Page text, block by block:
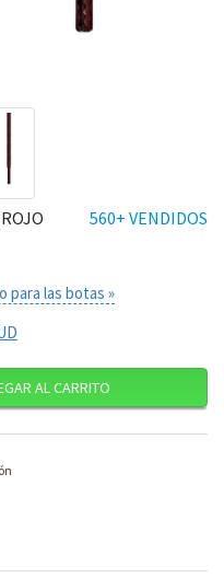
560+ VENDIDOS
para las botas »
AL CARRITO